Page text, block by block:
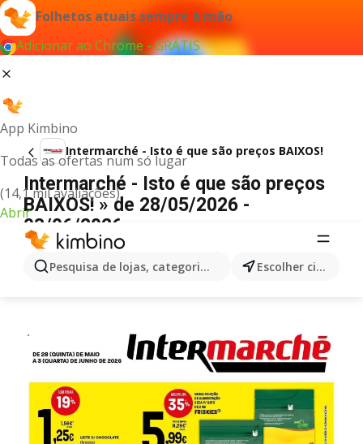
Folhetos atuais sempre à mão
Adicionar ao Chrome - GRÁTIS
App Kimbino
Todas as ofertas num só lugar
(14,1 mil avaliações)
Abrir
Pesquisa de lojas, categorias,produtos... Escolher cidade
Intermarché - Isto é que são preços BAIXOS!
Intermarché - Isto é que são preços
BAIXOS! » de 28/05/2026 -
03/06/2026